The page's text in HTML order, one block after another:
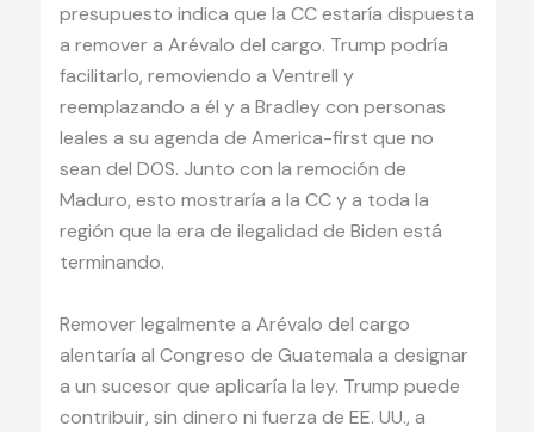
presupuesto indica que la CC estaría dispuesta
a remover a Arévalo del cargo. Trump podría
facilitarlo, removiendo a Ventrell y
reemplazando a él y a Bradley con personas
leales a su agenda de America-first que no
sean del DOS. Junto con la remoción de
Maduro, esto mostraría a la CC y a toda la
región que la era de ilegalidad de Biden está
terminando.
Remover legalmente a Arévalo del cargo
alentaría al Congreso de Guatemala a designar
a un sucesor que aplicaría la ley. Trump puede
contribuir, sin dinero ni fuerza de EE. UU., a